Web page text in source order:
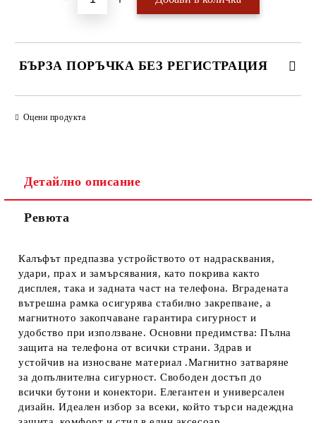
БЪРЗА ПОРЪЧКА БЕЗ РЕГИСТРАЦИЯ
Оцени продукта
Детайлно описание
Ревюта
Калъфът предпазва устройството от надрасквания,
удари, прах и замърсявания, като покрива както
дисплея, така и задната част на телефона. Вградената
вътрешна рамка осигурява стабилно закрепване, а
магнитното закопчаване гарантира сигурност и
удобство при използване. Основни предимства: Пълна
защита на телефона от всички страни. Здрав и
устойчив на износване материал .Магнитно затваряне
за допълнителна сигурност. Свободен достъп до
всички бутони и конектори. Елегантен и универсален
дизайн. Идеален избор за всеки, който търси надеждна